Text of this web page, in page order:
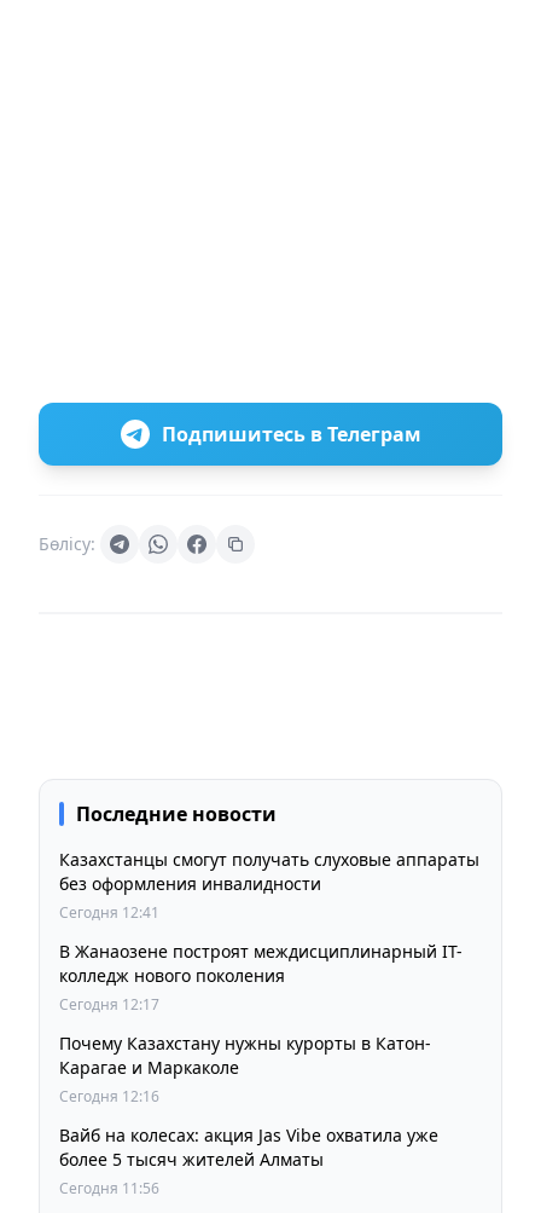
Подпишитесь в Телеграм
Бөлісу:
Последние новости
Казахстанцы смогут получать слуховые аппараты
без оформления инвалидности
Сегодня 12:41
В Жанаозене построят междисциплинарный IT-
колледж нового поколения
Сегодня 12:17
Почему Казахстану нужны курорты в Катон-
Карагае и Маркаколе
Сегодня 12:16
Вайб на колесах: акция Jas Vibe охватила уже
более 5 тысяч жителей Алматы
Сегодня 11:56